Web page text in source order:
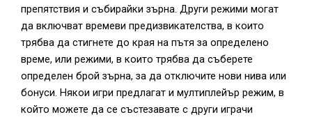
препятствия и събирайки зърна. Други режими могат
да включват времеви предизвикателства, в които
трябва да стигнете до края на пътя за определено
време, или режими, в които трябва да съберете
определен брой зърна, за да отключите нови нива или
бонуси. Някои игри предлагат и мултиплейър режим, в
който можете да се състезавате с други играчи